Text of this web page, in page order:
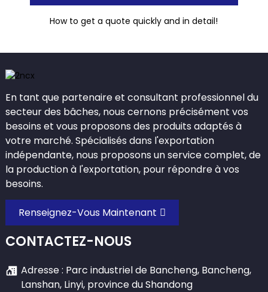
How to get a quote quickly and in detail!
En tant que partenaire et consultant professionnel du
secteur des bâches, nous cernons précisément vos
besoins et vous proposons des produits adaptés à
votre marché. Spécialisés dans l'exportation
indépendante, nous proposons un service complet, de
la production à l'exportation, pour répondre à vos
besoins.
Renseignez-Vous Maintenant
CONTACTEZ-NOUS
Adresse : Parc industriel de Bancheng, Bancheng,
Lanshan, Linyi, province du Shandong